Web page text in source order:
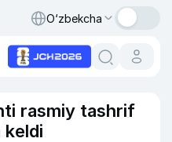
O‘zbekcha
rasmiy tashrif
keldi